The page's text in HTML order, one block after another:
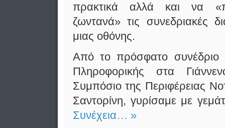
πρακτικά αλλά και να
ζωντανά» τις συνεδριακές
μιας οθόνης.
Από το πρόσφατο συνέδριο
Πληροφορικής στα
Συμπόσιο της Περιφέρειας
Σαντορίνη, γυρίσαμε με
Συνέχεια… »